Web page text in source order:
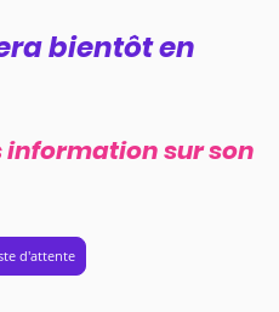
bientôt en
information sur son
d'attente